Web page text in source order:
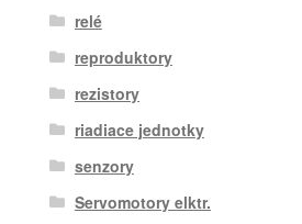
relé
reproduktory
rezistory
riadiace jednotky
senzory
Servomotory elktr.